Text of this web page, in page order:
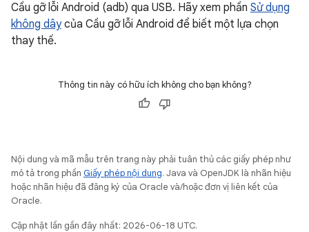
Cầu gỡ lỗi Android (adb) qua USB. Hãy xem phần Sử dụng
không dâycủa Cầu gỡ lỗi Android để biết một lựa chọn
thay thế.
Thông tin này có hữu ích không cho bạn không?
Nội dung và mã mẫu trên trang này phải tuân thủ các giấy phép như
mô tả trong phần Giấy phép nội dung. Java và OpenJDK là nhãn hiệu
hoặc nhãn hiệu đã đăng ký của Oracle và/hoặc đơn vị liên kết của
Oracle.
Cập nhật lần gần đây nhất: 2026-06-18 UTC.